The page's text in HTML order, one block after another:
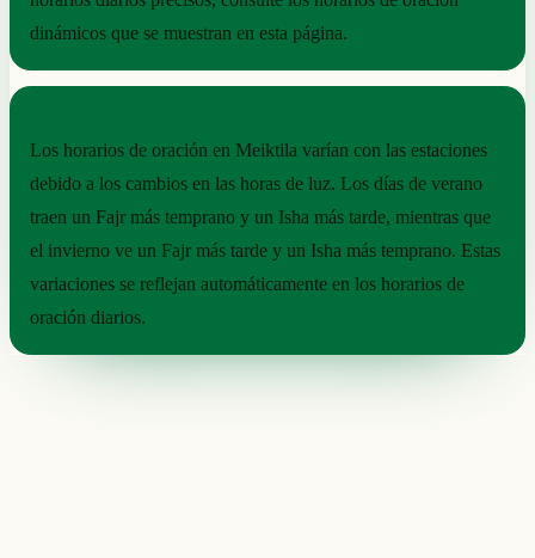
dinámicos que se muestran en esta página.
Los horarios de oración en Meiktila varían con las estaciones
debido a los cambios en las horas de luz. Los días de verano
traen un Fajr más temprano y un Isha más tarde, mientras que
el invierno ve un Fajr más tarde y un Isha más temprano. Estas
variaciones se reflejan automáticamente en los horarios de
oración diarios.